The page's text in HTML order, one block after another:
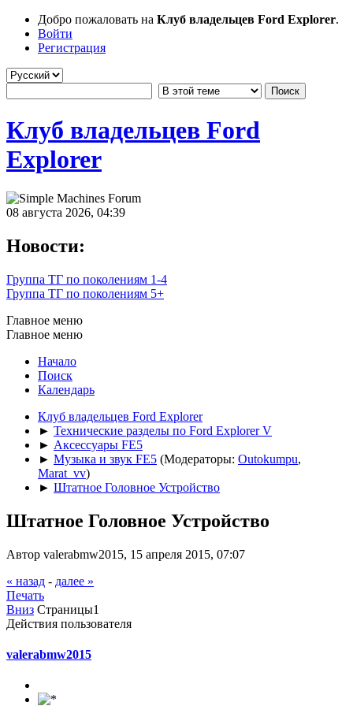
Добро пожаловать на Клуб владельцев Ford Explorer.
Войти
Регистрация
Клуб владельцев Ford
Explorer
08 августа 2026, 04:39
Новости:
Группа ТГ по поколениям 1-4
Группа ТГ по поколениям 5+
Главное меню
Главное меню
Начало
Поиск
Календарь
Клуб владельцев Ford Explorer
► Технические разделы по Ford Explorer V
► Аксессуары FE5
► Музыка и звук FE5 (Модераторы: Outokumpu,
Marat_vv)
► Штатное Головное Устройство
Штатное Головное Устройство
Автор valerabmw2015, 15 апреля 2015, 07:07
« назад - далее »
Печать
Вниз Страницы1
Действия пользователя
valerabmw2015